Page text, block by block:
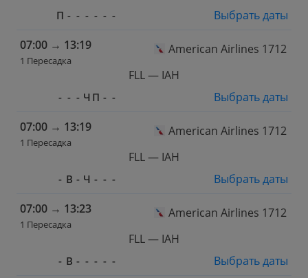
П - - - - - -
Выбрать даты
07:00 → 13:19
1 Пересадка
American Airlines 1712
FLL — IAH
- - - Ч П - -
Выбрать даты
07:00 → 13:19
1 Пересадка
American Airlines 1712
FLL — IAH
- В - Ч - - -
Выбрать даты
07:00 → 13:23
1 Пересадка
American Airlines 1712
FLL — IAH
- В - - - - -
Выбрать даты